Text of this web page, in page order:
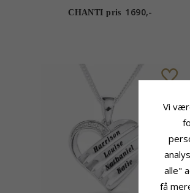
CHANTI pris 1690,-
Vi
alle"
få